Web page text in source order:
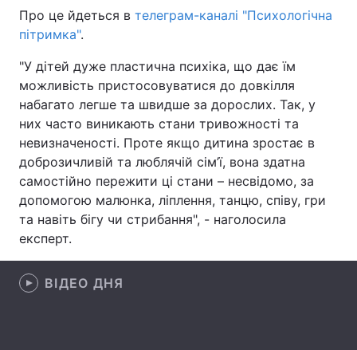
Економіка Світ
Техно і зв'язок Лайт
Зброя Інциденти
Здоров'я Туризм
Цікавинки Погода
Екологія Регіони
Лонгріди
Про це йдеться в телеграм-каналі "Психологічна
пітримка".
"У дітей дуже пластична психіка, що дає їм
можливість пристосовуватися до довкілля
набагато легше та швидше за дорослих. Так, у
них часто виникають стани тривожності та
невизначеності. Проте якщо дитина зростає в
доброзичливій та люблячій сім’ї, вона здатна
самостійно пережити ці стани – несвідомо, за
допомогою малюнка, ліплення, танцю, співу, гри
та навіть бігу чи стрибання", - наголосила
експерт.
ВІДЕО ДНЯ